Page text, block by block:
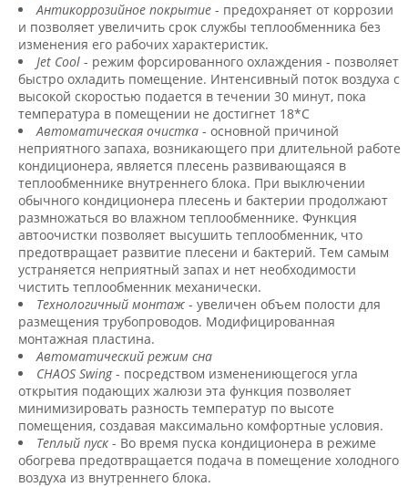
Антикоррозийное покрытие - предохраняет от коррозии
и позволяет увеличить срок службы теплообменника без
изменения его рабочих характеристик.
Jet Cool - режим форсированного охлаждения - позволяет
быстро охладить помещение. Интенсивный поток воздуха с
высокой скоростью подается в течении 30 минут, пока
температура в помещении не достигнет 18*С
Автоматическая очистка - основной причиной
неприятного запаха, возникающего при длительной работе
кондиционера, является плесень развивающаяся в
теплообменнике внутреннего блока. При выключении
обычного кондиционера плесень и бактерии продолжают
размножаться во влажном теплообменнике. Функция
автоочистки позволяет высушить теплообменник, что
предотвращает развитие плесени и бактерий. Тем самым
устраняется неприятный запах и нет необходимости
чистить теплообменник механически.
Технологичный монтаж - увеличен объем полости для
размещения трубопроводов. Модифицированная
монтажная пластина.
Автоматический pежим сна
CHAOS Swing- посредством изменениющегося угла
открытия подающих жалюзи эта функция позволяет
минимизировать разность температур по высоте
помещения, создавая максимально комфортные условия.
Теплый пуск - Во время пуска кондиционера в режиме
обогрева предотвращается подача в помещение холодного
воздуха из внутреннего блока.